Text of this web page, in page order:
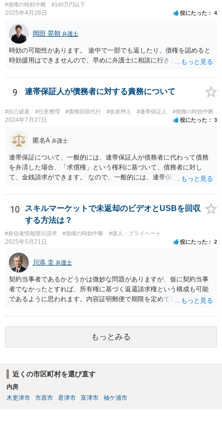
#債権の時効中断
#140万円以下
2025年4月28日 役にたった 4
岡田 晃朝 弁護士
時効の可能性があります。 途中で一部でも返したり、債権を認めると
時効援用はできませんので、早めに弁護士に相談に行きましょう。
9 連帯保証人が債務者に対する責務について
#自己破産 #任意整理 #債権回収代行 #仮差押え #連帯保証人 #債権の時効中断
2024年7月27日 役にたった 3
匿名A 弁護士
連帯保証について、一般的には、連帯保証人が債務者に代わって債務
を弁済した場合、「求償権」という権利に基づいて、債務者に対し
て、金銭請求ができます。 なので、一般的には、連帯保証人が代わり
者が連帯債務者に支払わなければならない、ということになります。
ご質問の構成の違いを確認されたい意図は分かりかねますが、結論と
しては、一般的には「求償権」に基づいて上記のような処理になるか
と思います。
10
スキルマーケットで未返却のビデオとUSBを回収
する方法は？
#発信者情報開示請求 #債権の時効中断 #個人・プライベート
2025年5月21日 役にたった 2
川添 圭 弁護士
契約当事者であるかどうかは微妙な問題がありますが、仮に契約当事
者でなかったとすれば、所有権に基づく返還請求権という構成も可能
であるように思われます。内容証明郵便で期限を定めて返却を求める
といった手段を踏んだ上で、最終的には訴訟を検討すべきではないか
と思われます。ビデオテープが大切な（ある程度費用をかけてでも取
り返したい）ものであれば、弁護士へ相談・依頼することも考えられ
ます。
もっとみる
近くの市区町村を選び直す
内房
木更津市
市原市 君津市 富津市 袖ケ浦市